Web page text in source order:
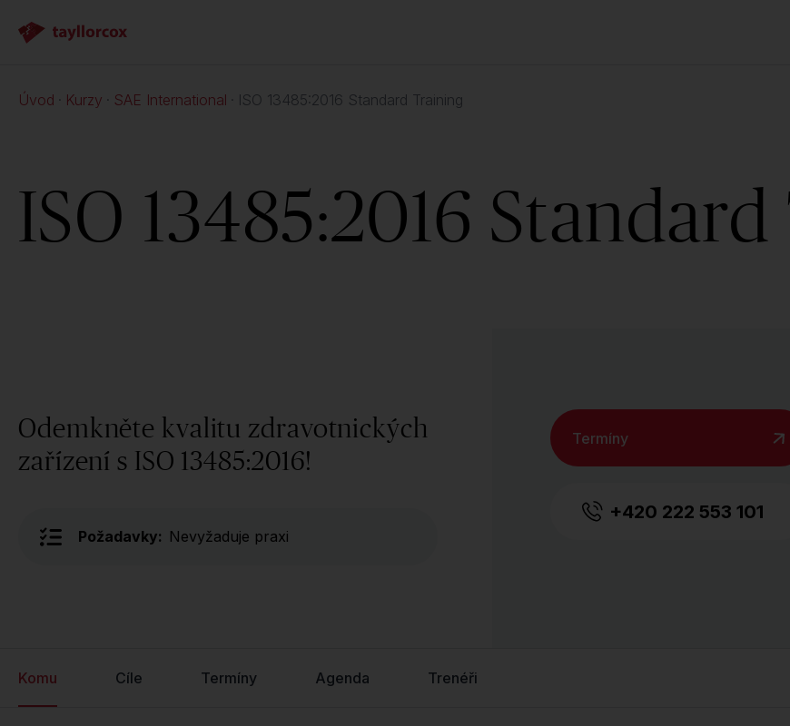
Úvod Kurzy SAE International ISO 13485:2016 Standard Training
ISO 13485:2016
Odemkněte kvalitu zdravotnických
zařízení s ISO 13485:2016!
Požadavky: Nevyžaduje praxi
Termíny
+420 222 553 101
Komu Cíle Termíny Agenda Trenéři